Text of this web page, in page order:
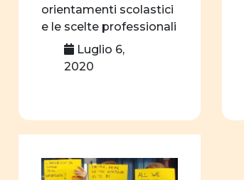
orientamenti scolastici
e le scelte professionali
di bambine […]
Luglio 6,
2020